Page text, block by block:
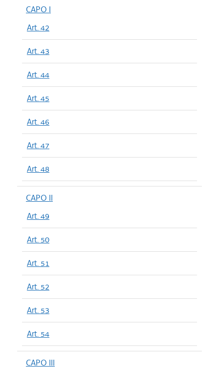
CAPO I
Art. 42
Art. 43
Art. 44
Art. 45
Art. 46
Art. 47
Art. 48
CAPO II
Art. 49
Art. 50
Art. 51
Art. 52
Art. 53
Art. 54
CAPO III